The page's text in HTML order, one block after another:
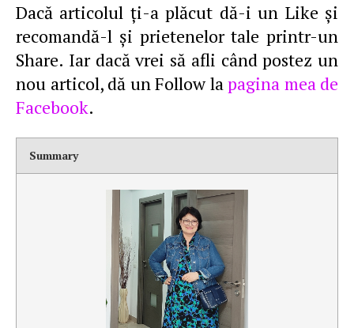
Dacă articolul ţi-a plăcut dă-i un Like şi
recomandă-l şi prietenelor tale printr-un
Share. Iar dacă vrei să afli când postez un
nou articol, dă un Follow lapagina mea de
Facebook.
Summary